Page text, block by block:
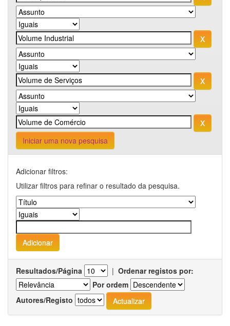
Iniciar uma nova pesquisa
Adicionar filtros:
Utilizar filtros para refinar o resultado da pesquisa.
Resultados/Página | Ordenar registos por:
Por ordem
Autores/Registo